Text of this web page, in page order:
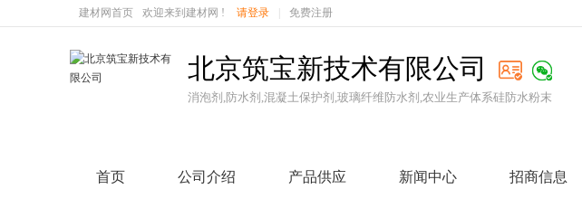
建材网首页 欢迎来到建材网 ! 请登录 免费注册
北京筑宝新技术有限公司
消泡剂,防水剂,混凝土保护剂,玻璃纤维防水剂,农业生产体系硅防水粉末
首页 公司介绍 产品供应 新闻中心 招商信息